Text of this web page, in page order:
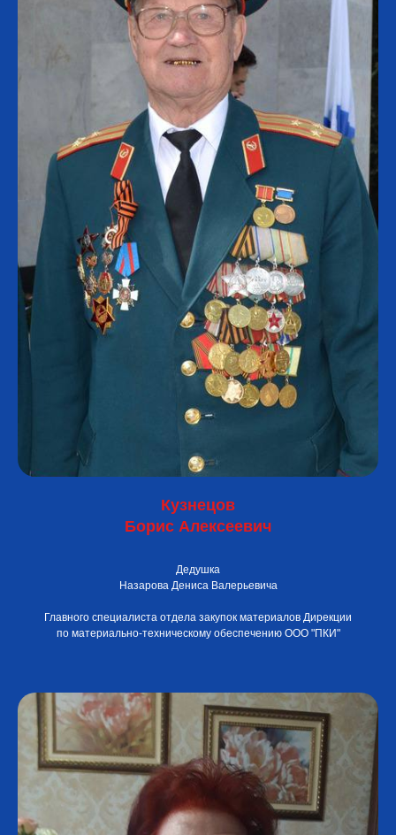
Кузнецов
Борис Алексеевич
Дедушка
Назарова Дениса Валерьевича
Главного специалиста отдела закупок материалов Дирекции
по материально-техническому обеспечению ООО "ПКИ"